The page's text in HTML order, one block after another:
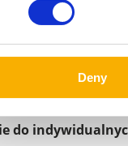
Deny
zadaszeniem.
beżowadoskonale
się zarówno w
pozwala na
po
się wszędzie
do